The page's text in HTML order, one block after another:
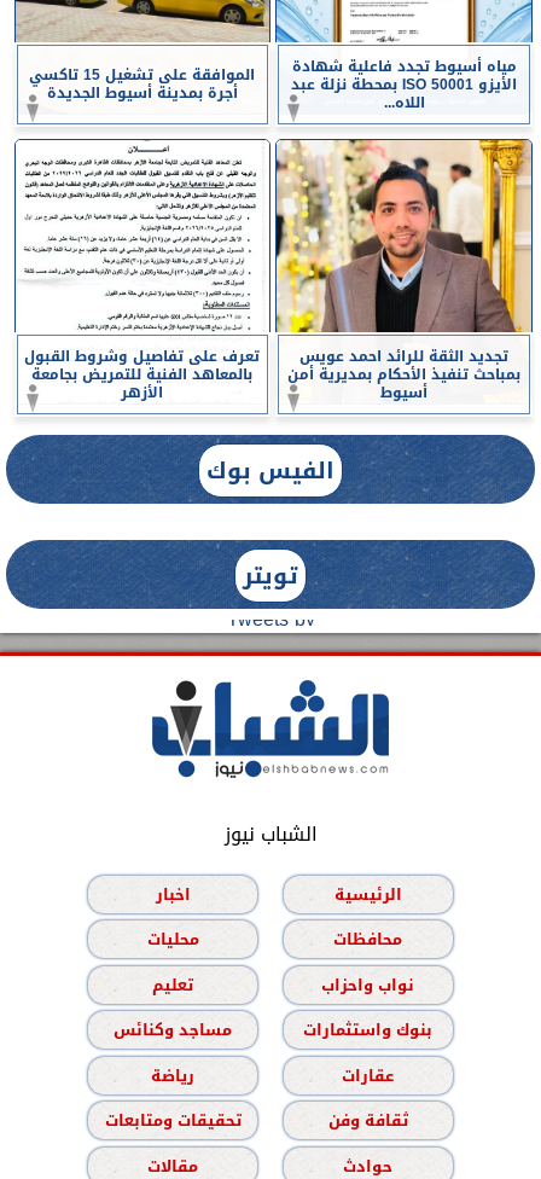
مياه أسيوط تجدد فاعلية شهادة
الأيزو ISO 50001 بمحطة نزلة عبد
اللاه...
الموافقة على تشغيل 15 تاكسي
أجرة بمدينة أسيوط الجديدة
تجديد الثقة للرائد احمد عويس
بمباحث تنفيذ الأحكام بمديرية أمن
أسيوط
تعرف على تفاصيل وشروط القبول
بالمعاهد الفنية للتمريض بجامعة
الأزهر
الفيس بوك
تويتر
Tweets by
الشباب نيوز
الرئيسية
اخبار
محافظات
محليات
نواب واحزاب
تعليم
بنوك واستثمارات
مساجد وكنائس
عقارات
رياضة
ثقافة وفن
تحقيقات ومتابعات
حوادث
مقالات